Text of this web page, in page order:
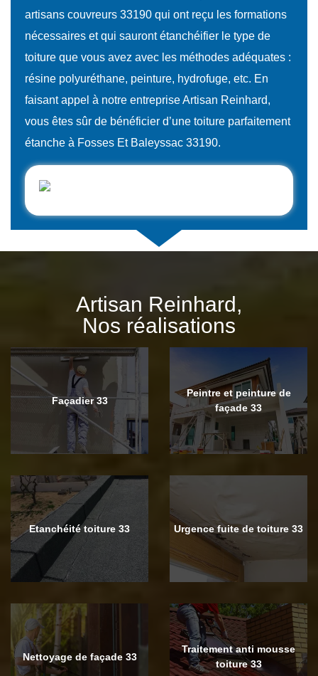
artisans couvreurs 33190 qui ont reçu les formations
nécessaires et qui sauront étanchéifier le type de
toiture que vous avez avec les méthodes adéquates :
résine polyuréthane, peinture, hydrofuge, etc. En
faisant appel à notre entreprise Artisan Reinhard,
vous êtes sûr de bénéficier d’une toiture parfaitement
étanche à Fosses Et Baleyssac 33190.
Artisan Reinhard,
Nos réalisations
Façadier 33
Peintre et peinture de
façade 33
Etanchéité toiture 33 Urgence fuite de toiture 33
Nettoyage de façade 33
Traitement anti mousse
toiture 33